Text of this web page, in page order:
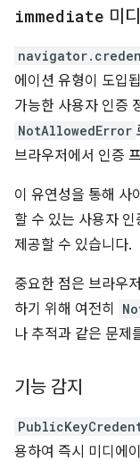
immediate 미
에이션 유형이 도입
가능한 사용자 인증
NotAllowedError
브라우저에서 인증
이 유연성을 통해 사
할 수 있는 사용자
제공할 수 있습니다.
중요한 점은 브라우
하기 위해 여전히
나 추적과 같은 문제
기능 감지
용하여 즉시 미디에